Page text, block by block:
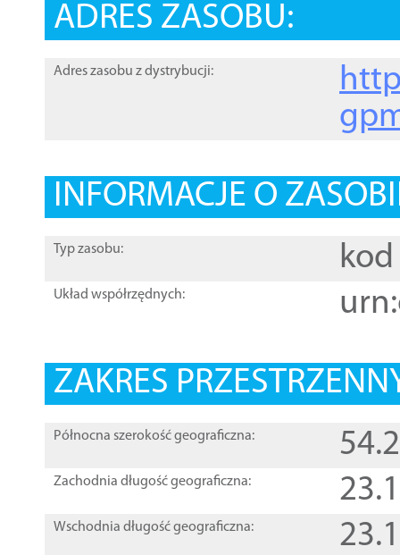
ADRES ZASOBU:
Adres zasobu z dystrybucji:
INFORMACJE O
Typ zasobu: kod
Układ współrzędnych:
ZAKRES
Północna szerokość geograficzna:
Zachodnia długość geograficzna:
Wschodnia długość geograficzna: